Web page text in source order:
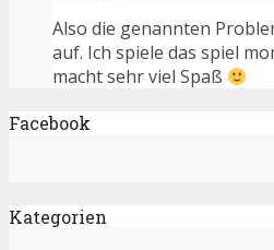
Also die genannten
auf. Ich spiele das spiel
macht sehr viel Spaß
Facebook
Kategorien